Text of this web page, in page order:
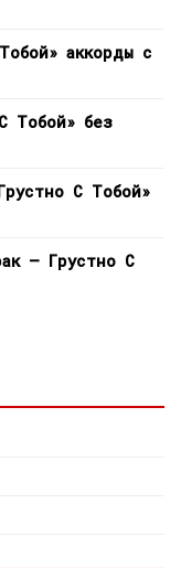
аккорды с
Тобой» без
С Тобой»
— Грустно С